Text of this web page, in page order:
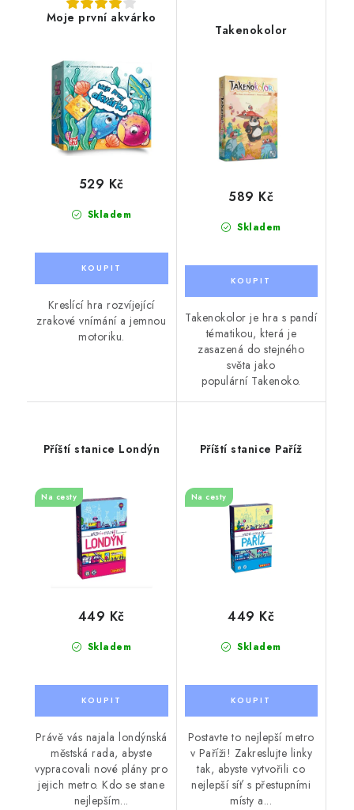
Moje první akvárko
Skladem
529 Kč
Kreslící hra rozvíjející
zrakové vnímání a jemnou
motoriku.
Takenokolor
Skladem
589 Kč
Takenokolor je hra s pandí
tématikou, která je
zasazená do stejného
světa jako
populární Takenoko.
Příští stanice Londýn
Na cesty
Skladem
449 Kč
Právě vás najala londýnská
městská rada, abyste
vypracovali nové plány pro
jejich metro. Kdo se stane
nejlepším...
Příští stanice Paříž
Na cesty
Skladem
449 Kč
Postavte to nejlepší metro
v Paříži! Zakreslujte linky
tak, abyste vytvořili co
nejlepší síť s přestupními
místy a...